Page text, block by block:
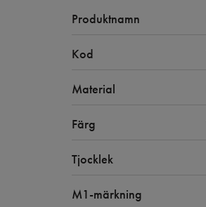
Produktnamn
Kod
Material
Färg
Tjocklek
M1-märkning